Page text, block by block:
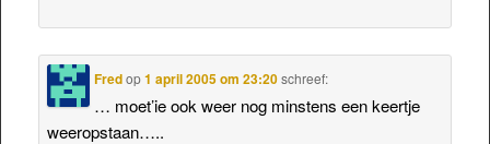
Fredop1 april 2005 om 23:20 schreef:
… moet’ie ook weer nog minstens een keertje
weeropstaan…..